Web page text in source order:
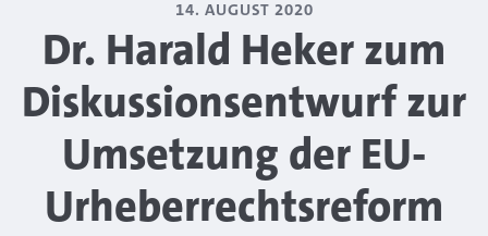
14. AUGUST 2020
Dr. Harald Heker zum
Diskussionsentwurf zur
Umsetzung der EU-
Urheberrechtsreform